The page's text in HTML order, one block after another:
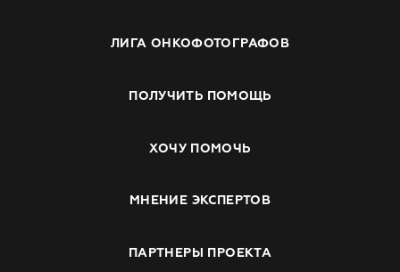
ЛИГА ОНКОФОТОГРАФОВ
ПОЛУЧИТЬ ПОМОЩЬ
ХОЧУ ПОМОЧЬ
МНЕНИЕ ЭКСПЕРТОВ
ПАРТНЕРЫ ПРОЕКТА